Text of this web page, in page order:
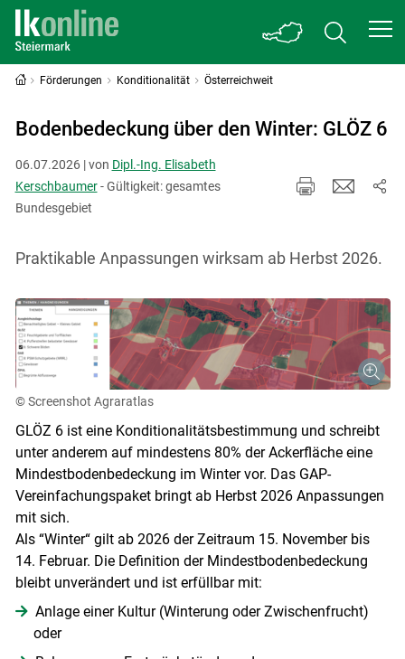
Förderungen Konditionalität Österreichweit
Bodenbedeckung über den Winter: GLÖZ 6
06.07.2026 | von Dipl.-Ing. Elisabeth
Kerschbaumer- Gültigkeit: gesamtes
Bundesgebiet
Praktikable Anpassungen wirksam ab Herbst 2026.
© Screenshot Agraratlas
GLÖZ 6 ist eine Konditionalitätsbestimmung und schreibt
unter anderem auf mindestens 80% der Ackerfläche eine
Mindestbodenbedeckung im Winter vor. Das GAP-
Vereinfachungspaket bringt ab Herbst 2026 Anpassungen
mit sich.
Als “Winter“ gilt ab 2026 der Zeitraum 15. November bis
14. Februar. Die Definition der Mindestbodenbedeckung
bleibt unverändert und ist erfüllbar mit:
Anlage einer Kultur (Winterung oder Zwischenfrucht)
oder